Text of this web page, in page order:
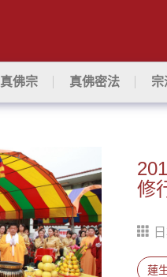
真佛宗 真佛密法 宗
修
蓮